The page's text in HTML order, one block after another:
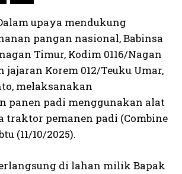
upaya mendukung
pangan nasional, Babinsa
Timur, Kodim 0116/Nagan
jajaran Korem 012/Teuku Umar,
melaksanakan
panen padi menggunakan alat
traktor pemanen padi (Combine
(11/10/2025).
di lahan milik Bapak